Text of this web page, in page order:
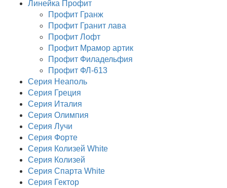
Линейка Профит
Профит Гранж
Профит Гранит лава
Профит Лофт
Профит Мрамор артик
Профит Филадельфия
Профит ФЛ-613
Серия Неаполь
Серия Греция
Серия Италия
Серия Олимпия
Серия Лучи
Серия Форте
Серия Колизей White
Серия Колизей
Серия Спарта White
Серия Гектор